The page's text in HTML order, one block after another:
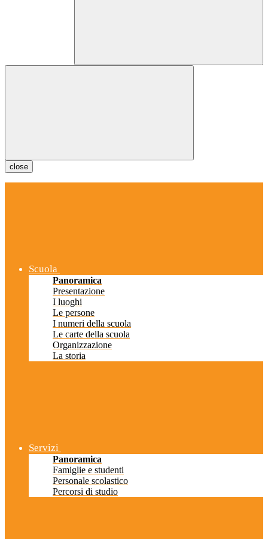
close
Scuola
Panoramica
Presentazione
I luoghi
Le persone
I numeri della scuola
Le carte della scuola
Organizzazione
La storia
Servizi
Panoramica
Famiglie e studenti
Personale scolastico
Percorsi di studio